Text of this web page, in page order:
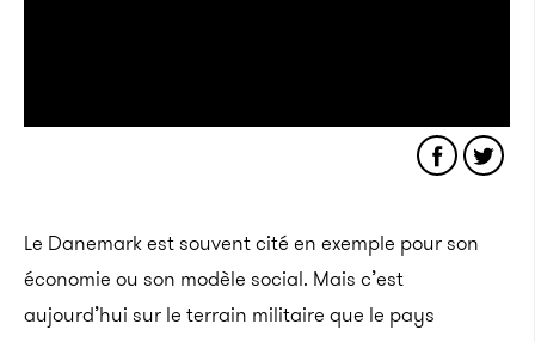
Le Danemark est souvent cité en exemple pour son
économie ou son modèle social. Mais c’est
aujourd’hui sur le terrain militaire que le pays